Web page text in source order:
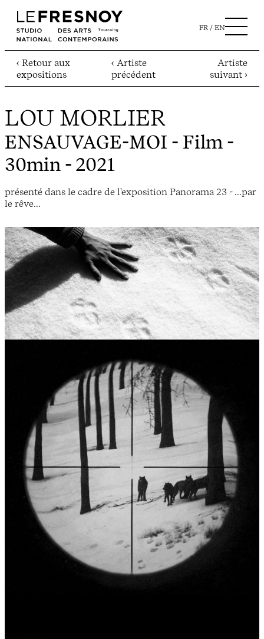
FR EN
‹ Retour aux
expositions
‹ Artiste
précédent
Artiste
suivant ›
LOU MORLIER
ENSAUVAGE-MOI - Film -
30min - 2021
présenté dans le cadre de l'exposition Panorama 23 - ...par
le rêve...